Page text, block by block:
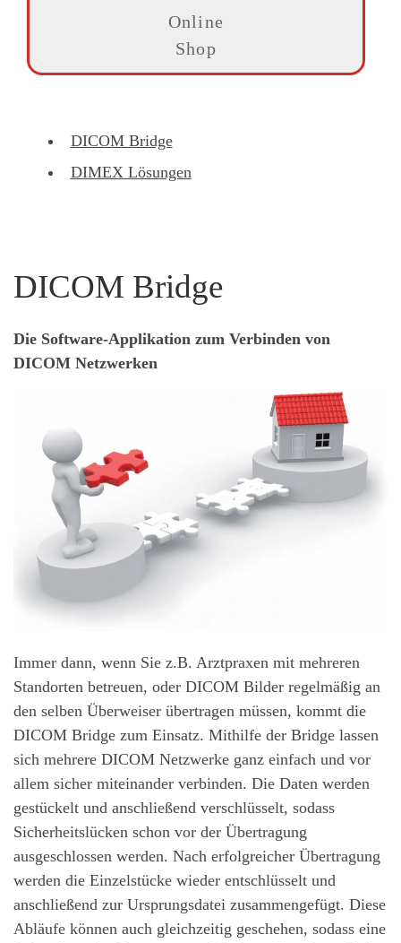
Online
Shop
DICOM Bridge
DIMEX Lösungen
DICOM Bridge
Die Software-Applikation zum Verbinden von
DICOM Netzwerken
Immer dann, wenn Sie z.B. Arztpraxen mit mehreren
Standorten betreuen, oder DICOM Bilder regelmäßig an
den selben Überweiser übertragen müssen, kommt die
DICOM Bridge zum Einsatz. Mithilfe der Bridge lassen
sich mehrere DICOM Netzwerke ganz einfach und vor
allem sicher miteinander verbinden. Die Daten werden
gestückelt und anschließend verschlüsselt, sodass
Sicherheitslücken schon vor der Übertragung
ausgeschlossen werden. Nach erfolgreicher Übertragung
werden die Einzelstücke wieder entschlüsselt und
anschließend zur Ursprungsdatei zusammengefügt. Diese
Abläufe können auch gleichzeitig geschehen, sodass eine